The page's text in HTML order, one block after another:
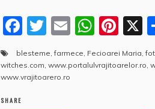
F
a
c
e
T
w
itt
er
E
ai
W
h
at
Pi
nt
er
X
blesteme,farmece, Fecioarei Maria,
witches.com, www.portalulvrajitoarelor.ro,
www.vrajitoarero.ro
SHARE